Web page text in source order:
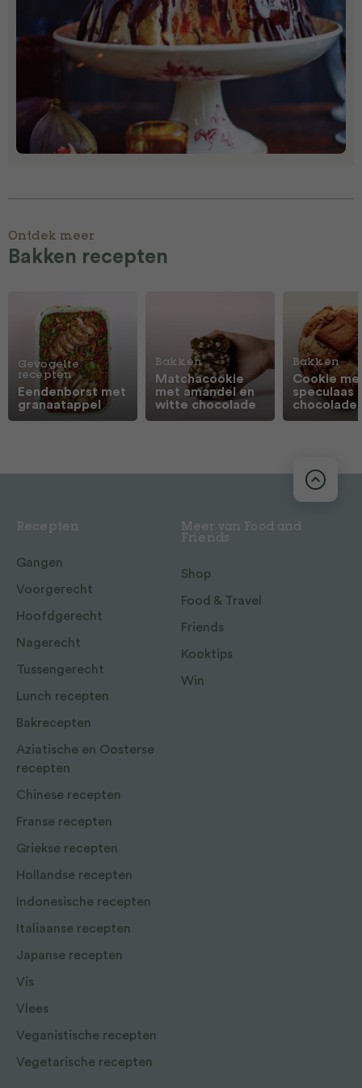
Ontdek meer
Bakken recepten
Gevogelte
recepten
Eendenborst met
granaatappel
Bakken
Matchacookie
met amandel en
witte chocolade
Bakken
Cookie
speculaas
chocolade
Recepten
Gangen
Voorgerecht
Hoofdgerecht
Nagerecht
Tussengerecht
Lunch recepten
Bakrecepten
Aziatische en Oosterse
recepten
Chinese recepten
Franse recepten
Griekse recepten
Hollandse recepten
Indonesische recepten
Italiaanse recepten
Japanse recepten
Vis
Vlees
Veganistische recepten
Vegetarische recepten
Meer van Food and
Friends
Shop
Food & Travel
Friends
Kooktips
Win